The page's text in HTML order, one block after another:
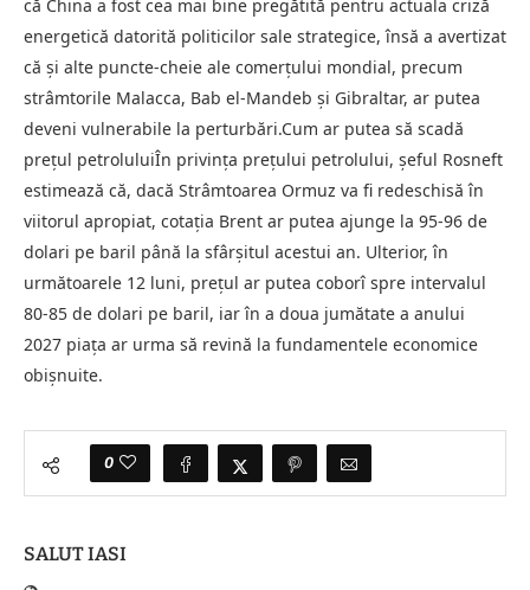
că China a fost cea mai bine pregătită pentru actuala criză
energetică datorită politicilor sale strategice, însă a avertizat
că şi alte puncte-cheie ale comerţului mondial, precum
strâmtorile Malacca, Bab el-Mandeb şi Gibraltar, ar putea
deveni vulnerabile la perturbări.Cum ar putea să scadă
prețul petroluluiÎn privinţa preţului petrolului, şeful Rosneft
estimează că, dacă Strâmtoarea Ormuz va fi redeschisă în
viitorul apropiat, cotaţia Brent ar putea ajunge la 95-96 de
dolari pe baril până la sfârşitul acestui an. Ulterior, în
următoarele 12 luni, preţul ar putea coborî spre intervalul
80-85 de dolari pe baril, iar în a doua jumătate a anului
2027 piaţa ar urma să revină la fundamentele economice
obişnuite.
0
SALUT IASI